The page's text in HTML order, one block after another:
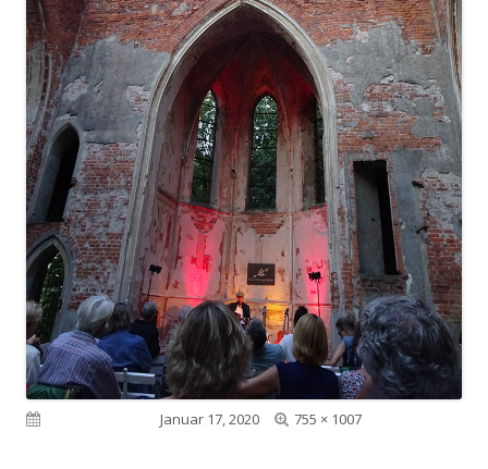
Veröffentlicht amJanuar 17, 2020
Volle
755 × 1007